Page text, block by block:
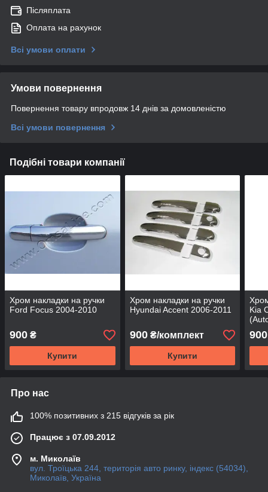
Післяплата
Оплата на рахунок
Всі умови оплати
Умови повернення
Повернення товару впродовж 14 днів за домовленістю
Всі умови повернення
Подібні товари компанії
Хром накладки на ручки
Ford Focus 2004-2010
900 ₴
Купити
Хром накладки на ручки
Hyundai Accent 2006-2011
900₴/комплект
Купити
Kia
900
Про нас
100% позитивних з 215 відгуків за рік
Працює з 07.09.2012
м. Миколаїв
вул. Троїцька 244, територія авто ринку, індекс (54034),
Миколаїв, Україна